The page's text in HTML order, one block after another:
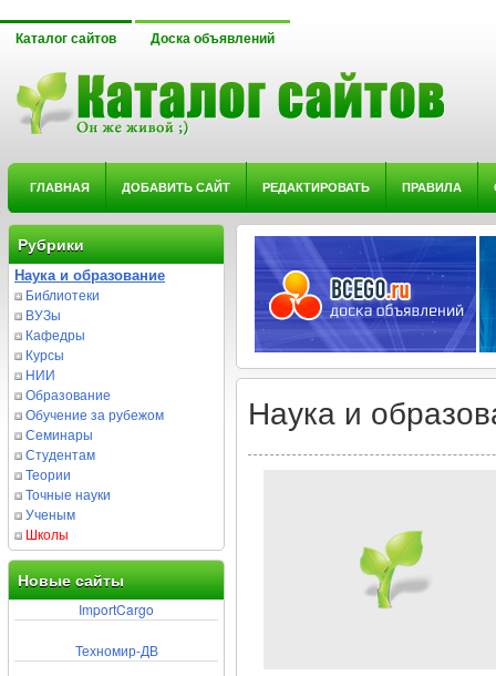
Каталог сайтов Доска объявлений
ГЛАВНАЯ ДОБАВИТЬ САЙТ РЕДАКТИРОВАТЬ ПРАВИЛА
Рубрики
Наука и образование
Библиотеки
ВУЗы
Кафедры
Курсы
НИИ
Образование
Обучение за рубежом
Семинары
Студентам
Теории
Точные науки
Ученым
Школы
Новые сайты
ImportCargo
Техномир-ДВ
Наука и